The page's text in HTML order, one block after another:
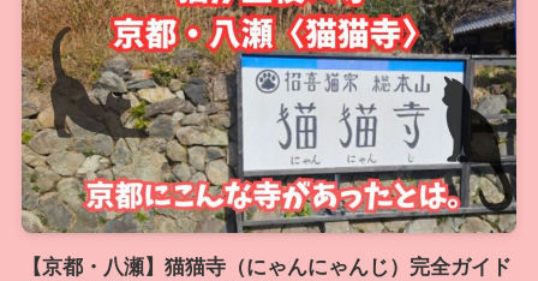
【京都・八瀬】猫猫寺（にゃんにゃんじ）完全ガイド